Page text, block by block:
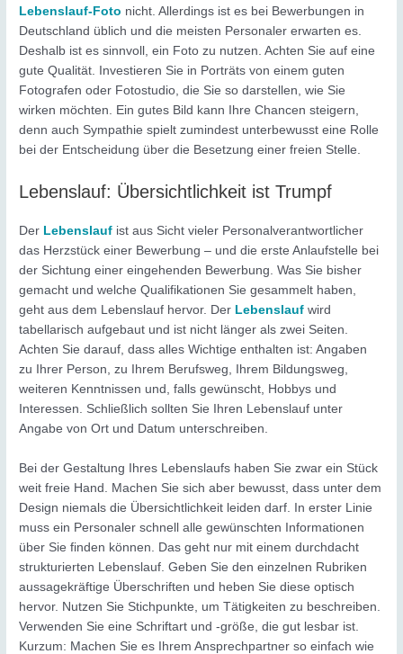
Lebenslauf-Foto nicht. Allerdings ist es bei Bewerbungen in
Deutschland üblich und die meisten Personaler erwarten es.
Deshalb ist es sinnvoll, ein Foto zu nutzen. Achten Sie auf eine
gute Qualität. Investieren Sie in Porträts von einem guten
Fotografen oder Fotostudio, die Sie so darstellen, wie Sie
wirken möchten. Ein gutes Bild kann Ihre Chancen steigern,
denn auch Sympathie spielt zumindest unterbewusst eine Rolle
bei der Entscheidung über die Besetzung einer freien Stelle.
Lebenslauf: Übersichtlichkeit ist Trumpf
Der Lebenslauf ist aus Sicht vieler Personalverantwortlicher
das Herzstück einer Bewerbung – und die erste Anlaufstelle bei
der Sichtung einer eingehenden Bewerbung. Was Sie bisher
gemacht und welche Qualifikationen Sie gesammelt haben,
geht aus dem Lebenslauf hervor. Der Lebenslauf wird
tabellarisch aufgebaut und ist nicht länger als zwei Seiten.
Achten Sie darauf, dass alles Wichtige enthalten ist: Angaben
zu Ihrer Person, zu Ihrem Berufsweg, Ihrem Bildungsweg,
weiteren Kenntnissen und, falls gewünscht, Hobbys und
Interessen. Schließlich sollten Sie Ihren Lebenslauf unter
Angabe von Ort und Datum unterschreiben.
Bei der Gestaltung Ihres Lebenslaufs haben Sie zwar ein Stück
weit freie Hand. Machen Sie sich aber bewusst, dass unter dem
Design niemals die Übersichtlichkeit leiden darf. In erster Linie
muss ein Personaler schnell alle gewünschten Informationen
über Sie finden können. Das geht nur mit einem durchdacht
strukturierten Lebenslauf. Geben Sie den einzelnen Rubriken
aussagekräftige Überschriften und heben Sie diese optisch
hervor. Nutzen Sie Stichpunkte, um Tätigkeiten zu beschreiben.
Verwenden Sie eine Schriftart und -größe, die gut lesbar ist.
Kurzum: Machen Sie es Ihrem Ansprechpartner so einfach wie